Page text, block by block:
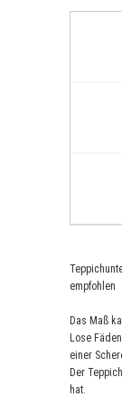
empfohlen
Das Maß
Lose
einer
Der
hat.